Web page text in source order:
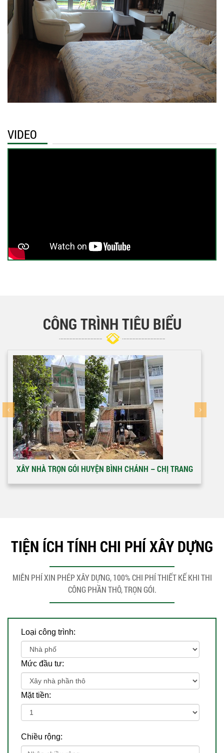
VIDEO
CÔNG TRÌNH TIÊU BIỂU
XÂY NHÀ TRỌN GÓI HUYỆN BÌNH CHÁNH – CHỊ TRANG
TIỆN ÍCH TÍNH CHI PHÍ XÂY DỰNG
MIỄN PHÍ XIN PHÉP XÂY DỰNG, 100% CHI PHÍ THIẾT KẾ KHI THI
CÔNG PHẦN THÔ, TRỌN GÓI.
Loại công trình:
Mức đầu tư:
Mặt tiền:
Chiều rộng: